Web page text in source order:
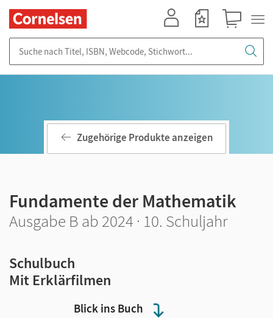
Blick ins Buch
Zugehörige Produkte anzeigen
Fundamente der Mathematik
Ausgabe B ab 2024 · 10. Schuljahr
Schulbuch
Mit Erklärfilmen